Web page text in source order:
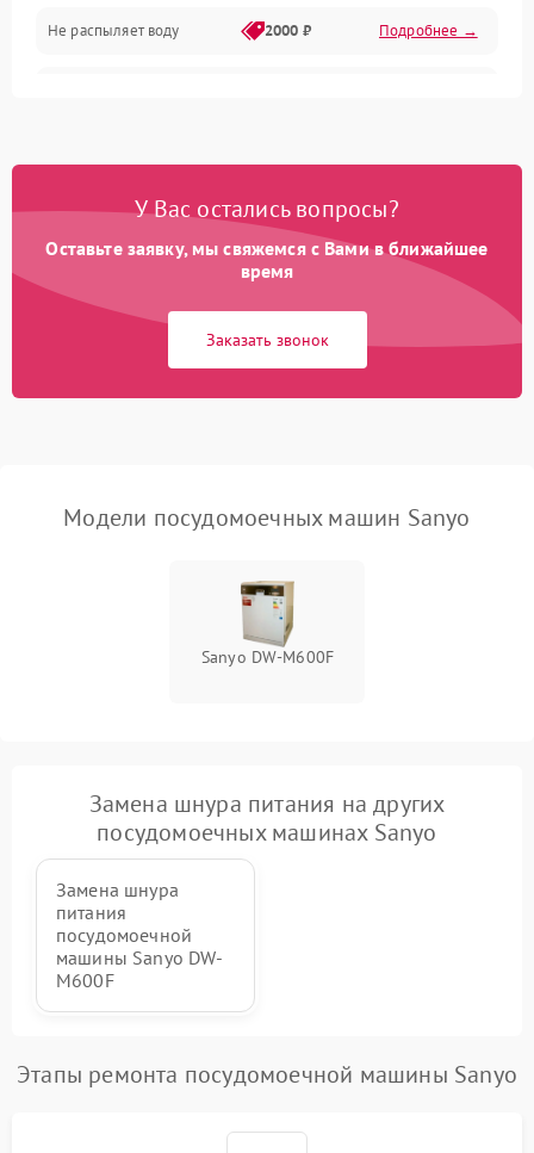
Программное обеспечение
Не распыляет воду 2000 ₽ Подробнее →
Проблемы с набором
Не работает сушилка 2100 ₽ Подробнее →
Сбои в работе таймера 1700 ₽
У Вас остались вопросы?
Оставьте заявку, мы свяжемся с Вами в ближайшее
время
Заказать звонок
Модели посудомоечных машин Sanyo
Sanyo DW-M600F
Замена шнура питания на других
посудомоечных машинах Sanyo
Замена шнура
питания
посудомоечной
машины Sanyo DW-
M600F
Этапы ремонта посудомоечной машины Sanyo